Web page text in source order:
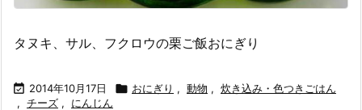
タヌキ、サル、フクロウの栗ご飯おにぎり
 2014年10月17日  おにぎり , 動物 , 炊き込み・色つきごはん
, チーズ , にんじん